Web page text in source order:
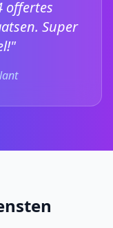
offertes
Super